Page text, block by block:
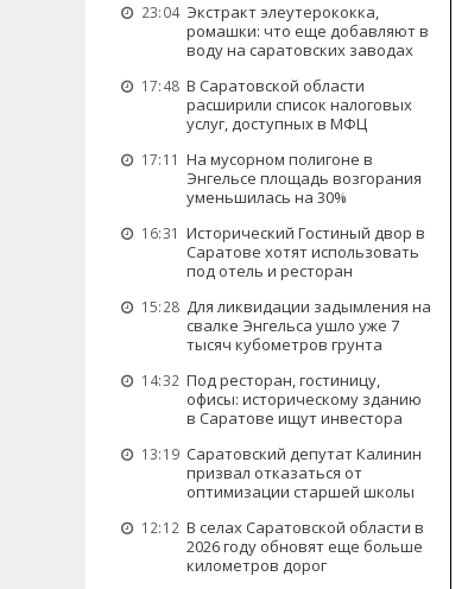
23:04 Экстракт элеутерококка,
ромашки: что еще добавляют в
воду на саратовских заводах
17:48 В Саратовской области
расширили список налоговых
услуг, доступных в МФЦ
17:11 На мусорном полигоне в
Энгельсе площадь возгорания
уменьшилась на 30%
16:31 Исторический Гостиный двор в
Саратове хотят использовать
под отель и ресторан
15:28 Для ликвидации задымления на
свалке Энгельса ушло уже 7
тысяч кубометров грунта
14:32 Под ресторан, гостиницу,
офисы: историческому зданию
в Саратове ищут инвестора
13:19 Саратовский депутат Калинин
призвал отказаться от
оптимизации старшей школы
12:12 В селах Саратовской области в
2026 году обновят еще больше
километров дорог